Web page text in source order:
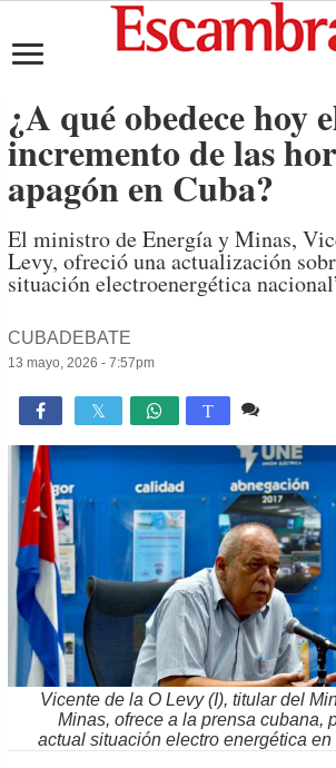
¿A qué obedece hoy
incremento de las
apagón en Cuba?
El ministro de Energía y Minas,
Levy, ofreció una actualización
situación electroenergética
CUBADEBATE
13 mayo, 2026 - 7:57pm
 T
Vicente de la O Levy (I), titular del
Minas, ofrece a la prensa cubana,
actual situación electro energética